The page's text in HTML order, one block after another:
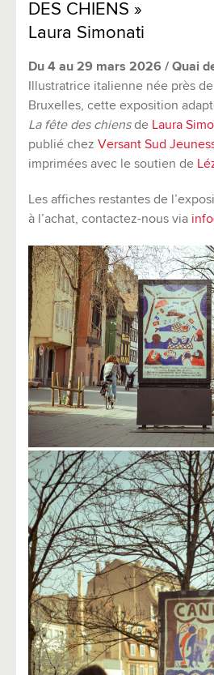
DES CHIENS »
Laura Simonati
Du 4 au 29 mars 2026 / Quai
Illustratrice italienne née près
Bruxelles, cette exposition
La fête des chiensde Laura
publié chez Versant Sud
imprimées avec le soutien de
Les affiches restantes de
à l’achat, contactez-nous via